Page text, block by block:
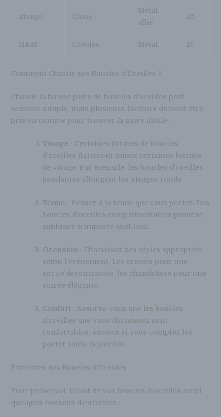
Mango Clous
Métal
allié
25
H&M Créoles Métal 15
Comment Choisir ses Boucles d’Oreilles ?
Choisir la bonne paire de boucles d’oreilles peut
sembler simple, mais plusieurs facteurs doivent être
pris en compte pour trouver la paire idéale :
Visage : Certaines formes de boucles
d’oreilles flatteront mieux certaines formes
de visage. Par exemple, les boucles d’oreilles
pendantes allongent les visages ronds.
Tenue : Pensez à la tenue que vous portez. Des
boucles d’oreilles complémentaires peuvent
sublimer n’importe quel look.
Occasion : Choisissez des styles appropriés
selon l’événement. Les créoles pour une
sortie décontractée, les chandeliers pour une
soirée élégante.
Confort : Assurez-vous que les boucles
d’oreilles que vous choisissez sont
confortables, surtout si vous comptez les
porter toute la journée.
Entretien des Boucles d’Oreilles
Pour préserver l’éclat de vos boucles d’oreilles, voici
quelques conseils d’entretien :